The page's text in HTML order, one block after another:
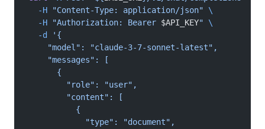
  -H
"Content-Type: application/json" \
  -H
"Authorization: Bearer $API_KEY" \
  -d
'{
    "model": "claude-3-7-sonnet-latest",
    "messages": [
      {
        "role": "user",
        "content": [
          {
            "type": "document",